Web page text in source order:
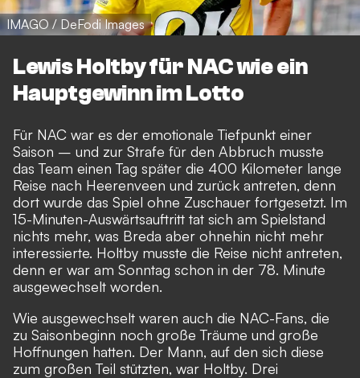
IMAGO / DeFodi Images
Lewis Holtby für NAC wie ein
Hauptgewinn im Lotto
Für NAC war es der emotionale Tiefpunkt einer
Saison – und zur Strafe für den Abbruch musste
das Team einen Tag später die 400 Kilometer lange
Reise nach Heerenveen und zurück antreten, denn
dort wurde das Spiel ohne Zuschauer fortgesetzt. Im
15-Minuten-Auswärtsauftritt tat sich am Spielstand
nichts mehr, was Breda aber ohnehin nicht mehr
interessierte. Holtby musste die Reise nicht antreten,
denn er war am Sonntag schon in der 78. Minute
ausgewechselt worden.
Wie ausgewechselt waren auch die NAC-Fans, die
zu Saisonbeginn noch große Träume und große
Hoffnungen hatten. Der Mann, auf den sich diese
zum großen Teil stützten, war Holtby. Drei